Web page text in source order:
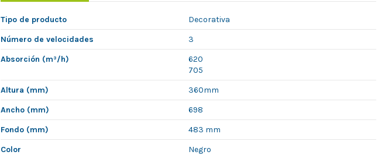
Tipo de producto
Decorativa
Número de velocidades
3
Absorción (m³/h)
620
705
Altura (mm)
360mm
Ancho (mm)
698
Fondo (mm)
483 mm
Color
Negro